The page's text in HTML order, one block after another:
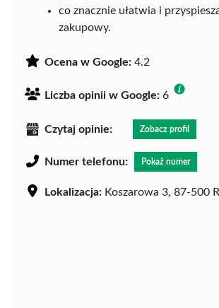
co znacznie ułatwia i
zakupowy.
Ocena w Google: 4.2
Liczba opinii w Google: 6
Czytaj opinie: Zobacz profil
Numer telefonu: Pokaż numer
Lokalizacja: Koszarowa 3, 87-500